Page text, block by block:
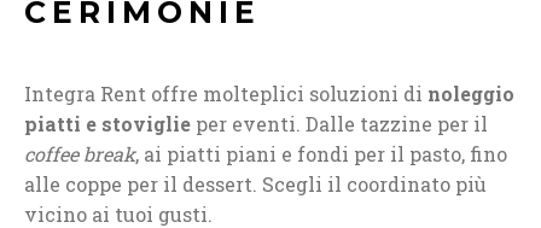
CERIMONIE
Integra Rent offre molteplici soluzioni di noleggio
piatti e stoviglie per eventi. Dalle tazzine per il
coffee break, ai piatti piani e fondi per il pasto, fino
alle coppe per il dessert. Scegli il coordinato più
vicino ai tuoi gusti.